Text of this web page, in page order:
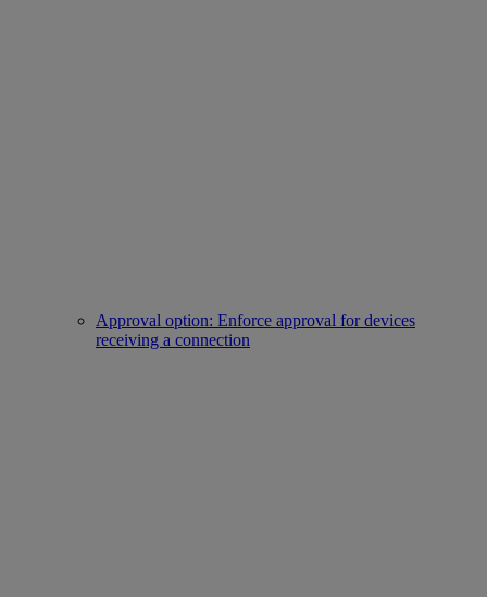
Approval option: Enforce approval for devices
receiving a connection